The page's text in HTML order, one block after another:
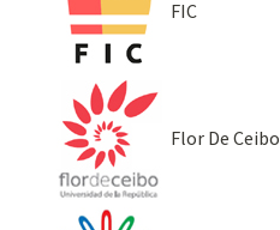
FIC
Flor De Ceibo